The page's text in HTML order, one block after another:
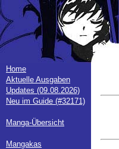
Home
Aktuelle Ausgaben
Updates (09.08.2026)
Neu im Guide (#32171)
Manga-Übersicht
Mangakas